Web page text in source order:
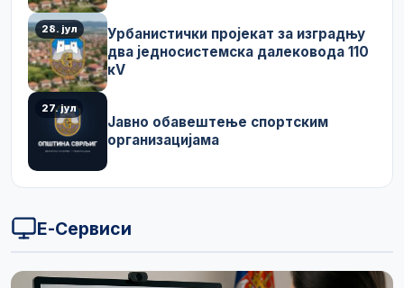
28. јул
Урбанистички пројекат за изградњу
два једносистемска далековода 110
кV
27. јул
Јавно обавештење спортским
организацијама
Е-Сервиси